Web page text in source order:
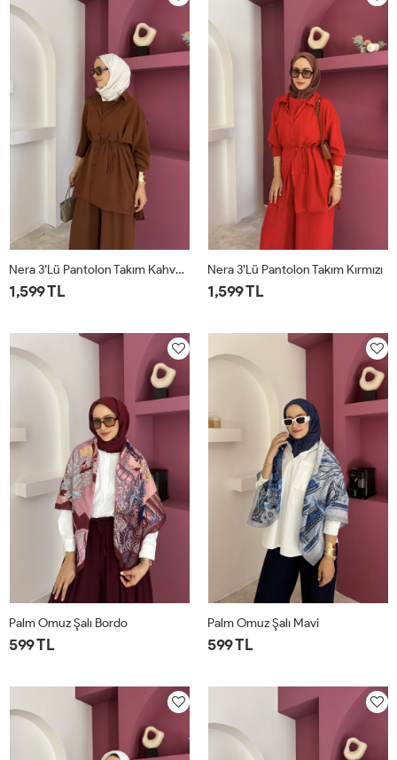
Nera 3’lü Pantolon Takım Kahverengi
1,599 TL
Nera 3’lü Pantolon Takım Kırmızı
1,599 TL
Palm Omuz Şalı Bordo
599 TL
Palm Omuz Şalı Mavi
599 TL